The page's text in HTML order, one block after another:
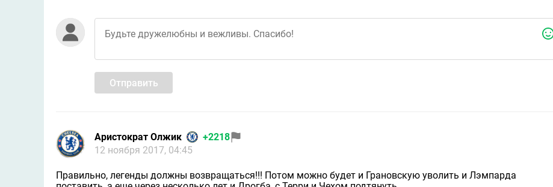
Отправить
Аристократ Олжик
+2218
12 ноября 2017, 04:45
Правильно, легенды должны возвращаться!!! Потом можно будет и Грановскую уволить и Лэмпарда